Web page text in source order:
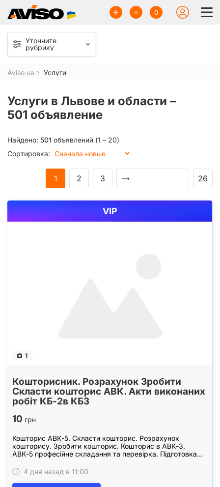
0
Уточните
рубрику
Aviso.ua Услуги
Услуги в Львове и области –
501 объявление
Сортировка:
Найдено: 501 объявлений (1 – 20)
1 2 3 26
1
Кошторисник. Розрахунок Зробити
Скласти кошторис АВК. Акти виконаних
робіт КБ-2в КБ3
10 грн
Кошторис АВК-5. Скласти кошторис. Розрахунок
кошторису. Зробити кошторис. Кошторис в АВК-3,
АВК-5 професійне складання та перевірка. Підготовка
4 дня назад в 11:00
VIP